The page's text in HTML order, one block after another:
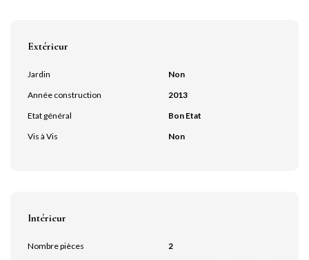
Extérieur
Jardin
Non
Année construction
2013
Etat général
Bon Etat
Vis à Vis
Non
Intérieur
Nombre pièces
2